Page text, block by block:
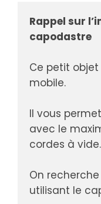
Rappel sur
capodastre
Ce petit
mobile.
Il vous
avec le
cordes à vide.
On
utilisant le